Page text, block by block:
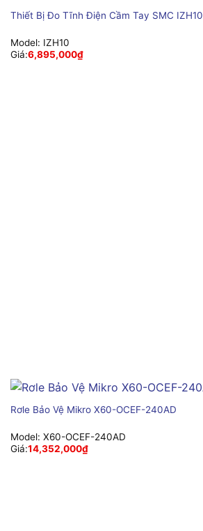
Thiết Bị Đo Tĩnh Điện Cầm Tay SMC IZH10
Model: IZH10
Giá:6,895,000₫
Rơle Bảo Vệ Mikro X60-OCEF-240AD
Model: X60-OCEF-240AD
Giá:14,352,000₫